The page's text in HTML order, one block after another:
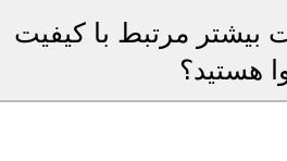
بیشتر مرتبط با کیفیت
هستید؟